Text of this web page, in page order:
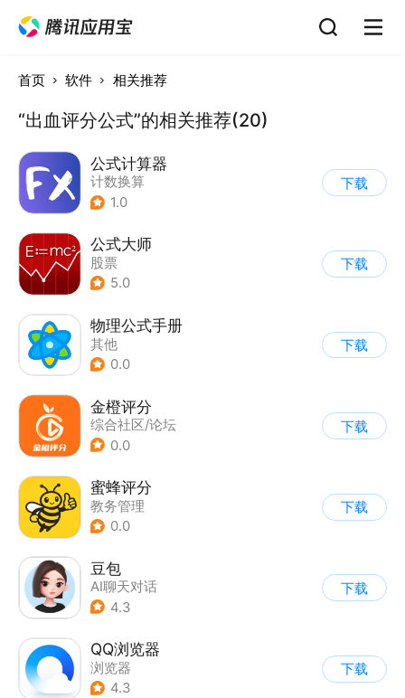
首页 软件 相关推荐
“出血评分公式”的相关推荐(20)
公式计算器
计数换算
1.0
下载
公式大师
股票
5.0
下载
物理公式手册
其他
0.0
下载
金橙评分
综合社区/论坛
0.0
下载
蜜蜂评分
教务管理
0.0
下载
豆包
AI聊天对话
4.3
下载
QQ浏览器
浏览器
4.3
下载